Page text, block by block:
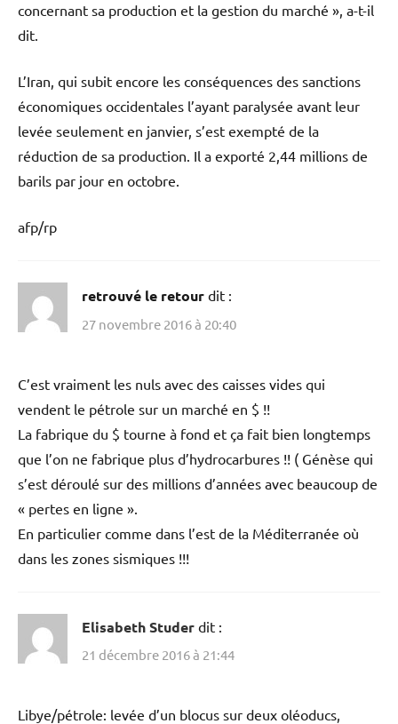
concernant sa production et la gestion du marché », a-t-il
dit.
L’Iran, qui subit encore les conséquences des sanctions
économiques occidentales l’ayant paralysée avant leur
levée seulement en janvier, s’est exempté de la
réduction de sa production. Il a exporté 2,44 millions de
barils par jour en octobre.
afp/rp
retrouvé le retour dit :
27 novembre 2016 à 20:40
C’est vraiment les nuls avec des caisses vides qui
vendent le pétrole sur un marché en $ !!
La fabrique du $ tourne à fond et ça fait bien longtemps
que l’on ne fabrique plus d’hydrocarbures !! ( Génèse qui
s’est déroulé sur des millions d’années avec beaucoup de
« pertes en ligne ».
En particulier comme dans l’est de la Méditerranée où
dans les zones sismiques !!!
Elisabeth Studer dit :
21 décembre 2016 à 21:44
Libye/pétrole: levée d’un blocus sur deux oléoducs,